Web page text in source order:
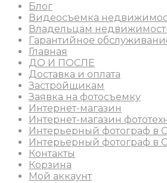
Блог
Видеосъемка
Владельцам
Гарантийное
Главная
ДО И ПОСЛЕ
Доставка и оплата
Застройщикам
Заявка на фотосъемку
Интернет-магазин
Интернет-магазин
Интерьерный фотограф в
Интерьерный фотограф в
Контакты
Корзина
Мой аккаунт